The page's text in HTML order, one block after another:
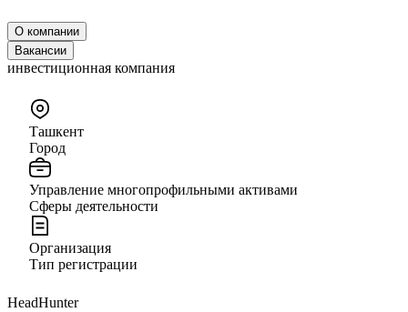
О компании
Вакансии
инвестиционная компания
Ташкент
Город
Управление многопрофильными активами
Сферы деятельности
Организация
Тип регистрации
HeadHunter